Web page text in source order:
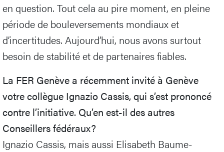
en question. Tout cela au pire moment, en pleine
période de bouleversements mondiaux et
d’incertitudes. Aujourd’hui, nous avons surtout
besoin de stabilité et de partenaires fiables.
La FER Genève a récemment invité à Genève
votre collègue Ignazio Cassis, qui s’est prononcé
contre l’initiative. Qu’en est-il des autres
Conseillers fédéraux?
Ignazio Cassis, mais aussi Elisabeth Baume-